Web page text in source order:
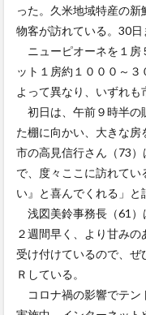
った。久米地域特産の
物客が訪れている。30日
ニューピオーネを１房
ット１房約１０００～
よって異なり、いずれも
初日は、午前９時半の
た棚に向かい、大きな
市の高見信行さん（73
で、度々ここに訪れて
い』と喜んでくれる」と
浅図美鈴事務長（61）
２週間早く、より甘み
受け付けているので、ぜ
Ｒしている。
コロナ禍の影響でテン